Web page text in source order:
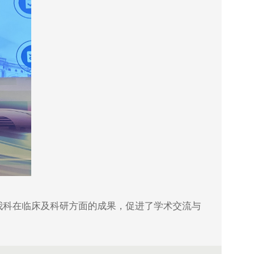
在临床及科研方面的成果，促进了学术交流与